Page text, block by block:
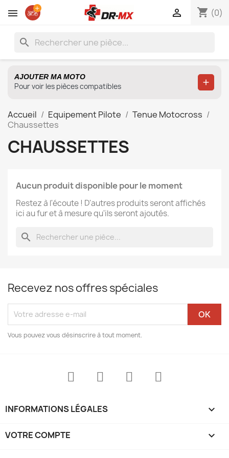
shopping_cart (0)

search
Pour voir les pièces compatibles
AJOUTER MA MOTO
Accueil Equipement Pilote
Tenue Motocross
Chaussettes
CHAUSSETTES
Aucun produit disponible pour le moment
Restez à l'écoute ! D'autres produits seront affichés
ici au fur et à mesure qu'ils seront ajoutés.
search
Recevez nos offres spéciales
Vous pouvez vous désinscrire à tout moment.
INFORMATIONS LÉGALES 
VOTRE COMPTE 